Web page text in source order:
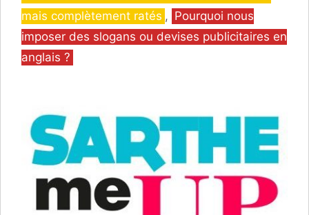
mais complètement ratés , Pourquoi nous
imposer des slogans ou devises publicitaires en
anglais ?